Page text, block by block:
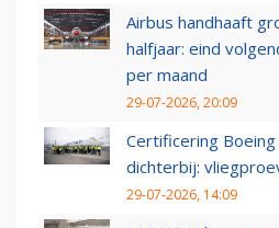
Airbus handhaaft
halfjaar: eind
per maand
29-07-2026, 20:09
Certificering
dichterbij:
29-07-2026, 14:09